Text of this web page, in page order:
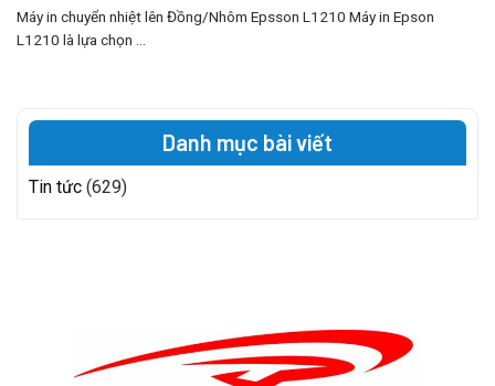
Danh mục bài viết
Tin tức (629)
Máy in chuyển nhiệt lên Đồng/Nhôm Epsson L1210 Máy in Epson
L1210 là lựa chọn ...